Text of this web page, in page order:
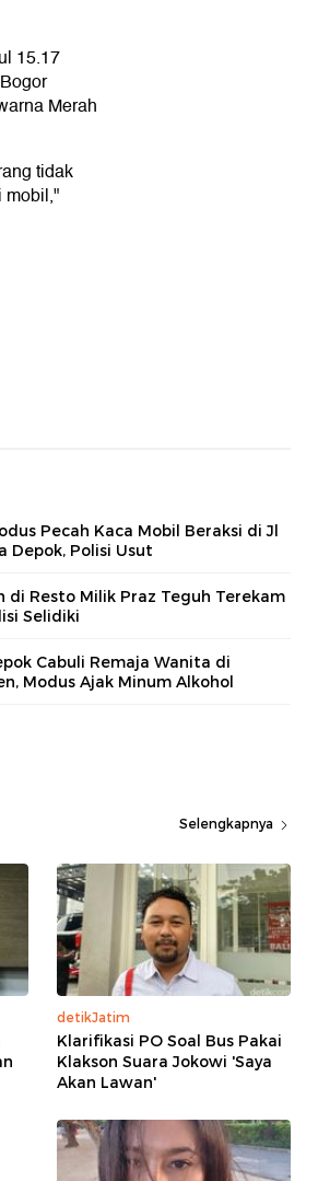
15.17
Merah
tidak
mobil,"
Pecah Kaca Mobil Beraksi di Jl
Depok, Polisi Usut
di Resto Milik Praz Teguh Terekam
Selidiki
Cabuli Remaja Wanita di
Modus Ajak Minum Alkohol
Selengkapnya
detikJatim
Klarifikasi PO Soal Bus Pakai
Klakson Suara Jokowi 'Saya
Akan Lawan'